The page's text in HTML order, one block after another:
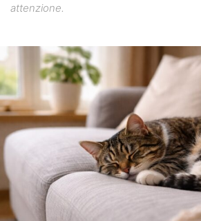
attenzione.